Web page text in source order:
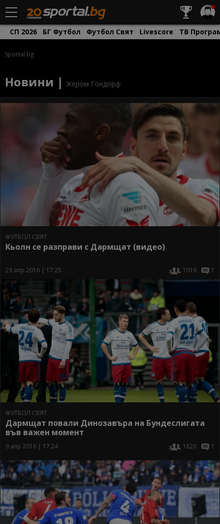
СП 2026 БГ Футбол Футбол Свят Livescore ТВ
Sportal.bg
Новини | Жером Гондорф
ФУТБОЛ СВЯТ
Кьолн се разправи с Дармщат (видео)
23 апр 2016 | 17:25 1019 1
ФУТБОЛ СВЯТ
Дармщат повали Динозавъра на Бундеслигата
във важен момент
9 апр 2016 | 17:24 1820 1